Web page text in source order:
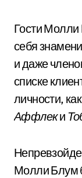
Гости Молли
себя
и даже
списке
личности,
Аффлеки
Молли Блум